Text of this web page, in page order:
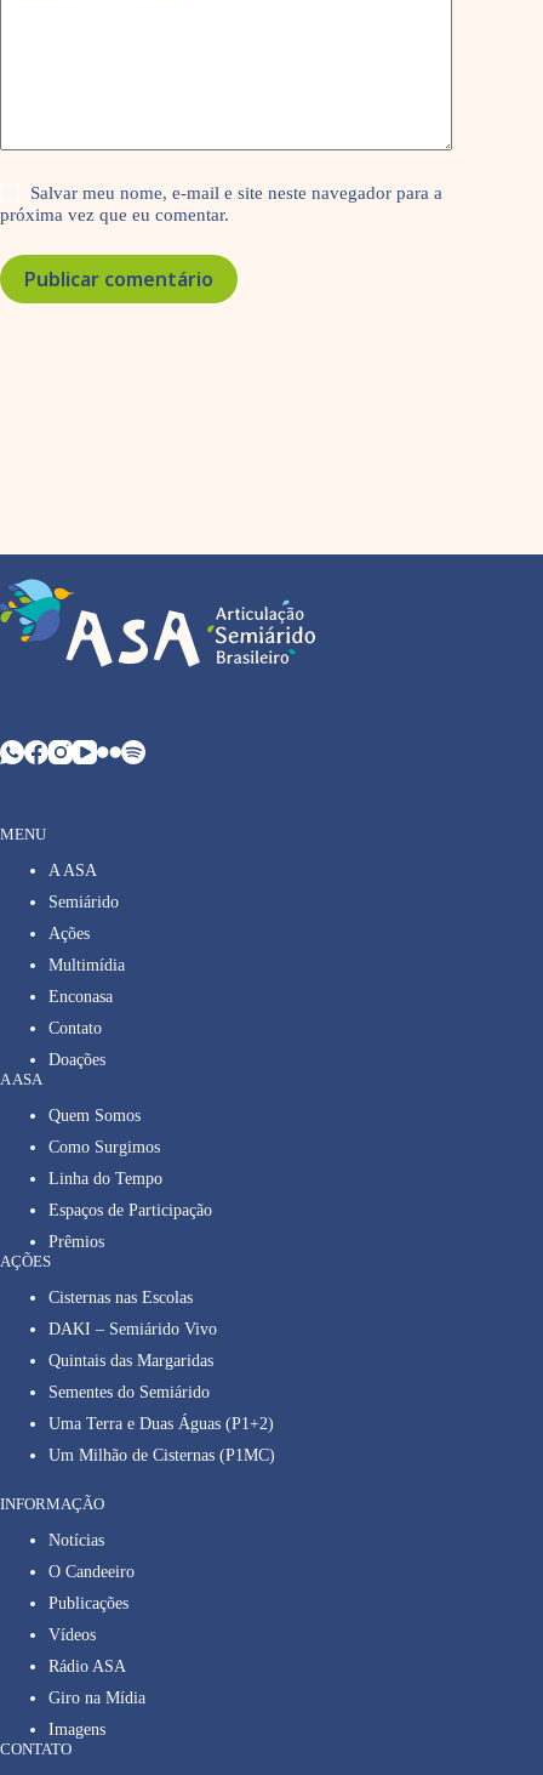
Salvar meu nome, e-mail e site neste navegador para a
próxima vez que eu comentar.
Publicar comentário
MENU
A ASA
Semiárido
Ações
Multimídia
Enconasa
Contato
Doações
A ASA
Quem Somos
Como Surgimos
Linha do Tempo
Espaços de Participação
Prêmios
AÇÕES
Cisternas nas Escolas
DAKI – Semiárido Vivo
Quintais das Margaridas
Sementes do Semiárido
Uma Terra e Duas Águas (P1+2)
Um Milhão de Cisternas (P1MC)
INFORMAÇÃO
Notícias
O Candeeiro
Publicações
Vídeos
Rádio ASA
Giro na Mídia
Imagens
CONTATO